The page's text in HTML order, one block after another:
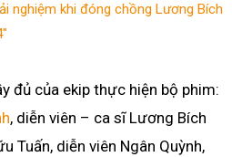
nghiệm khi đóng chồng Lương Bích
đủ của ekip thực hiện bộ phim:
, diễn viên – ca sĩ Lương Bích
Tuấn, diễn viên Ngân Quỳnh,